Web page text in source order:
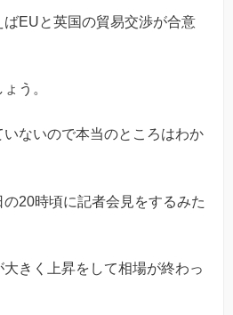
EUと英国の貿易交渉が合意
う。
ないので本当のところはわか
20時頃に記者会見をするみた
きく上昇をして相場が終わっ